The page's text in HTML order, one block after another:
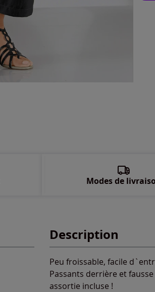
Description
Peu froissable, facile
Passants derrière et
assortie incluse !
Modes de